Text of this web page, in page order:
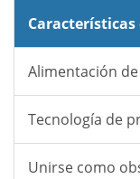
Características
Alimentación
Tecnología de
Unirse como